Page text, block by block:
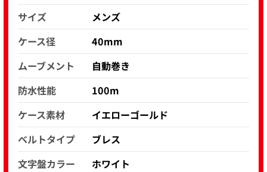
サイズ
メンズ
ケース径
40mm
ムーブメント
自動巻き
防水性能
100m
ケース素材
イエローゴールド
ベルトタイプ
ブレス
文字盤カラー
ホワイト